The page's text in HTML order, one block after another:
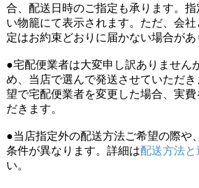
合、配送日時のご指定も承ります。
い物籠にて表示されます。ただ、会
定はお約束どおりに届かない場合があ
●宅配便業者は大変申し訳ありません
め、当店で選んで発送させていただ
望で宅配便業者を変更した場合、実
だきます。
●当店指定外の配送方法ご希望の際や
条件が異なります。詳細は配送方法と
い。